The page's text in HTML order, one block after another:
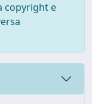
copyright e